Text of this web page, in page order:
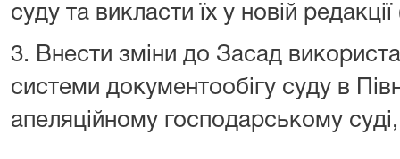
суду та викласти їх у новій
3. Внести зміни до Засад
системи документообігу суду в
апеляційному господарському